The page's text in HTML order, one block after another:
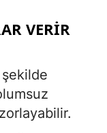
VERIR
şekilde